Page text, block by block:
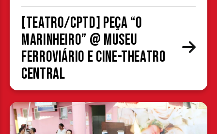
[TEATRO/CPTD] Peça “O
Marinheiro” @ Museu
Ferroviário e Cine-Theatro
Central